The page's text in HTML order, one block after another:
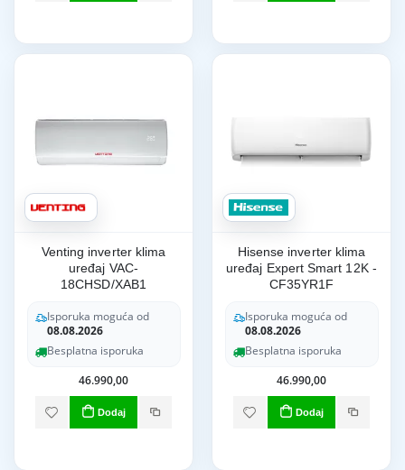
Venting inverter klima
uređaj VAC-
18CHSD/XAB1
Isporuka moguća od
08.08.2026
Besplatna isporuka
46.990,00
Dodaj
Hisense inverter klima
uređaj Expert Smart 12K -
CF35YR1F
Isporuka moguća od
08.08.2026
Besplatna isporuka
46.990,00
Dodaj